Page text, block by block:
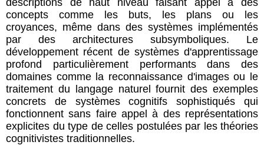
concepts comme les buts, les plans ou les
croyances, même dans des systèmes implémentés
par des architectures subsymboliques. Le
développement récent de systèmes d'apprentissage
profond particulièrement performants dans des
domaines comme la reconnaissance d'images ou le
traitement du langage naturel fournit des exemples
concrets de systèmes cognitifs sophistiqués qui
fonctionnent sans faire appel à des représentations
explicites du type de celles postulées par les théories
cognitivistes traditionnelles.